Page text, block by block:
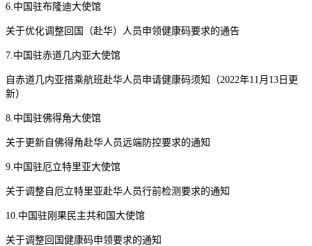
6.中国驻布隆迪大使馆
关于优化调整回国（赴华）人员申领健康码要求的通告
7.中国驻赤道几内亚大使馆
自赤道几内亚搭乘航班赴华人员申请健康码须知（2022年11月13日更
新）
8.中国驻佛得角大使馆
关于更新自佛得角赴华人员远端防控要求的通知
9.中国驻厄立特里亚大使馆
关于调整自厄立特里亚赴华人员行前检测要求的通知
10.中国驻刚果民主共和国大使馆
关于调整回国健康码申领要求的通知